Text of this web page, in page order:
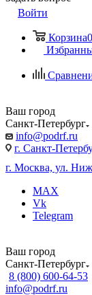
Войти
Корзина0
Ваш город
Санкт-Петербург
info@podrf.ru
г. Санкт-
г. Москва, ул.
MAX
Vk
Telegram
Ваш город
Санкт-Петербург
8 (800) 600-64-53
info@podrf.ru